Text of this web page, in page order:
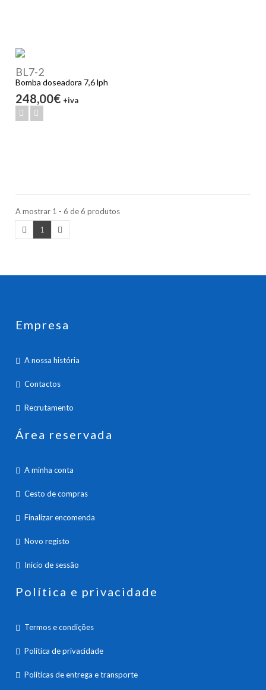
BL7-2
Bomba doseadora 7,6 lph
248,00€ +iva
A mostrar 1 - 6 de 6 produtos
1
Empresa
A nossa história
Contactos
Recrutamento
Área reservada
A minha conta
Cesto de compras
Finalizar encomenda
Novo registo
Inicio de sessão
Política e privacidade
Termos e condições
Política de privacidade
Políticas de entrega e transporte